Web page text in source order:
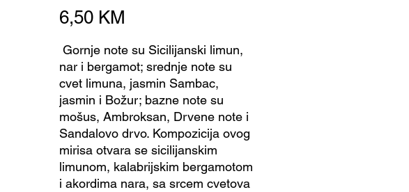
6,50 KM
Gornje note su Sicilijanski limun,
nar i bergamot; srednje note su
cvet limuna, jasmin Sambac,
jasmin i Božur; bazne note su
mošus, Ambroksan, Drvene note i
Sandalovo drvo. Kompozicija ovog
mirisa otvara se sicilijanskim
limunom, kalabrijskim bergamotom
i akordima nara, sa srcem cvetova